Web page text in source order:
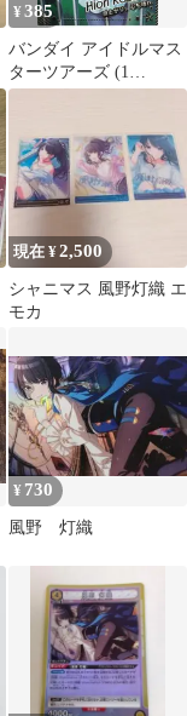
¥385
バンダイ アイドルマス
ターツアーズ (1
弾)IMT-01-060 風野灯
現在 ¥2,500
シャニマス 風野灯織 エ
モカ
¥ 730
風野 灯織